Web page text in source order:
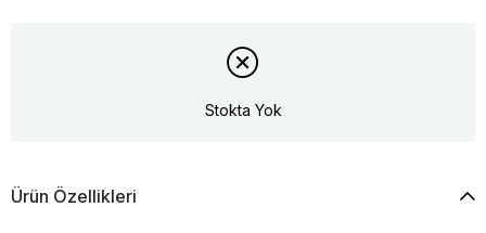
Stokta Yok
Ürün Özellikleri